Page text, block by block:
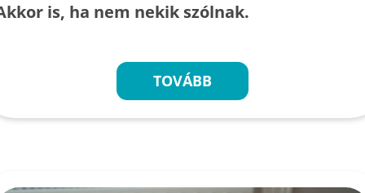
is, ha nem nekik szólnak.
TOVÁBB